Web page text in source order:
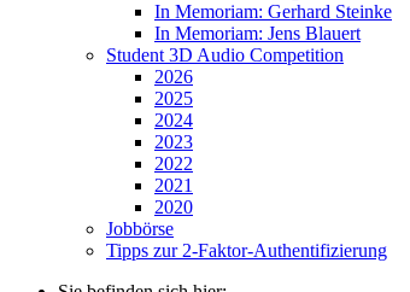
In Memoriam: Gerhard Steinke
In Memoriam: Jens Blauert
Student 3D Audio Competition
2026
2025
2024
2023
2022
2021
2020
Jobbörse
Tipps zur 2-Faktor-Authentifizierung